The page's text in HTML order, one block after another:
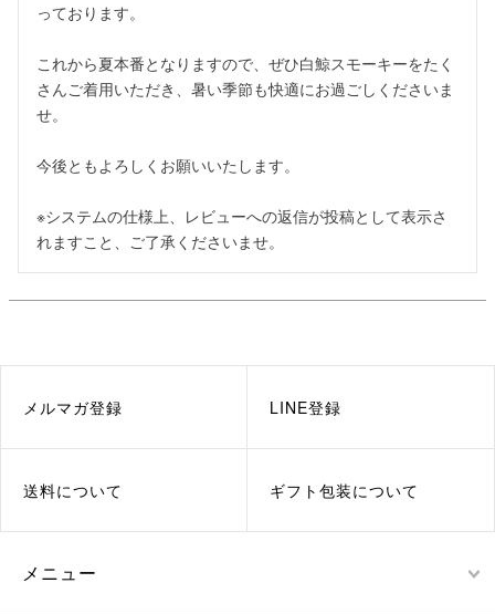
っております。
これから夏本番となりますので、ぜひ白鯨スモーキーをたく
さんご着用いただき、暑い季節も快適にお過ごしくださいま
せ。
今後ともよろしくお願いいたします。
※システムの仕様上、レビューへの返信が投稿として表示さ
れますこと、ご了承くださいませ。
メルマガ登録 LINE登録
送料について ギフト包装について
メニュー